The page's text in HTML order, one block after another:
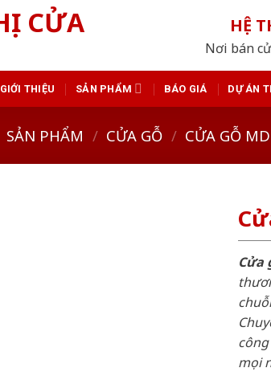
HỆ
Nơi bán
GIỚI THIỆU SẢN PHẨM BÁO GIÁ DỰ ÁN
SẢN PHẨM / CỬA GỖ / CỬA GỖ
Cửa
mọi